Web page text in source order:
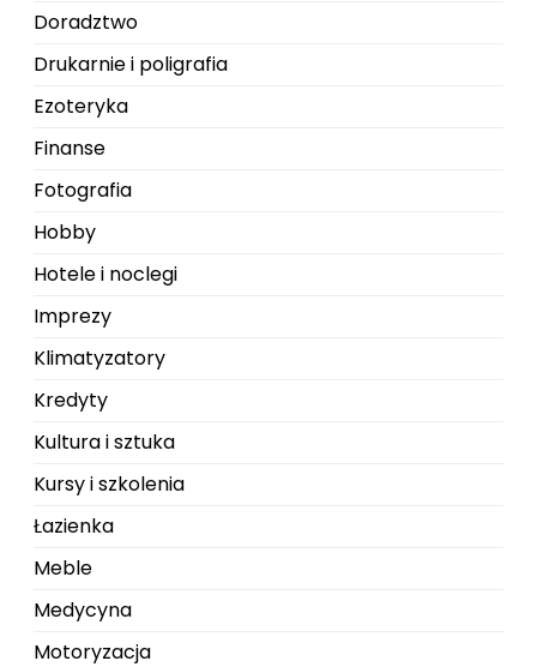
Doradztwo
Drukarnie i poligrafia
Ezoteryka
Finanse
Fotografia
Hobby
Hotele i noclegi
Imprezy
Klimatyzatory
Kredyty
Kultura i sztuka
Kursy i szkolenia
Łazienka
Meble
Medycyna
Motoryzacja